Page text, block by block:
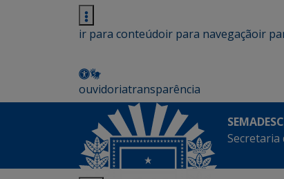
ir para conteúdoir para navegaçãoir
ouvidoriatransparência
SEMADESC
Secretaria